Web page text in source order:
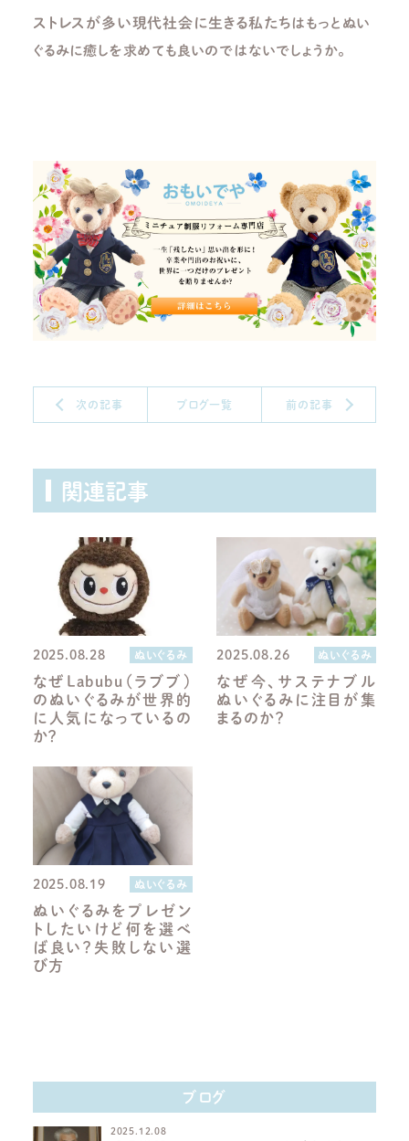
ストレスが多い現代社会に生きる私たちはもっとぬい
ぐるみに癒しを求めても良いのではないでしょうか。
次の記事 前の記事
ブログ一覧
関連記事
2025.08.28 ぬいぐるみ
なぜLabubu（ラブブ）
のぬいぐるみが世界的
に人気になっているの
か？
2025.08.26 ぬいぐるみ
なぜ今、サステナブル
ぬいぐるみに注目が集
まるのか？
2025.08.19 ぬいぐるみ
ぬいぐるみをプレゼン
トしたいけど何を選べ
ば良い？失敗しない選
び方
ブログ
2025.12.08